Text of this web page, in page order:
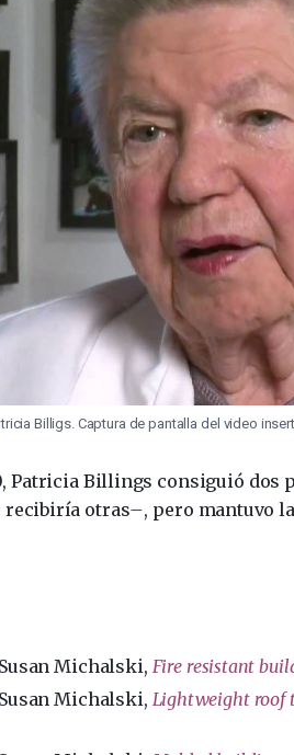
Billigs. Captura de pantalla del video
Patricia Billings consiguió dos
recibiría otras–, pero mantuvo
Susan Michalski, Fire resistant
Susan Michalski, Lightweight roof